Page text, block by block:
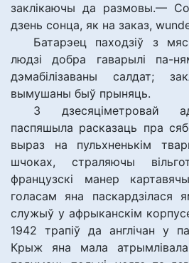
заклікаючы да размовы.—
дзень сонца, як на заказ,
Батарэец паходзіў з
людзі добра гаварылі па-
дэмабілізаваны салдат;
вымушаны быў прыняць.
З дзесяціметровай
паспяшыла расказаць пра
выраз на пульхненькім
шчоках, страляючы
французскі манер
голасам яна
служыў у афрыканскім
1942 трапіў да англічан у
Крыж яна мала